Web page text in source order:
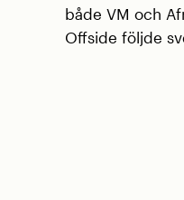
både VM och
Offside följde